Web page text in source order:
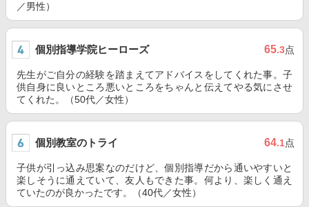
／男性）
個別指導学院ヒーローズ 65.3点
先生がご自分の経験を踏まえてアドバイスをしてくれた事。子
供自身に良いところ悪いところをちゃんと伝えてやる気にさせ
てくれた。（50代／女性）
個別教室のトライ 64.1点
子供が引っ込み思案なのだけど、個別指導だから通いやすいと
楽しそうに通えていて、友人もできた事。何より、楽しく通え
ていたのが良かったです。（40代／女性）